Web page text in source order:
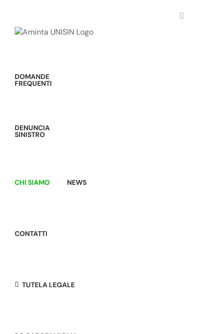
contenuto
DOMANDE
FREQUENTI
DENUNCIA
SINISTRO
CHI SIAMO NEWS
CONTATTI
TUTELA LEGALE